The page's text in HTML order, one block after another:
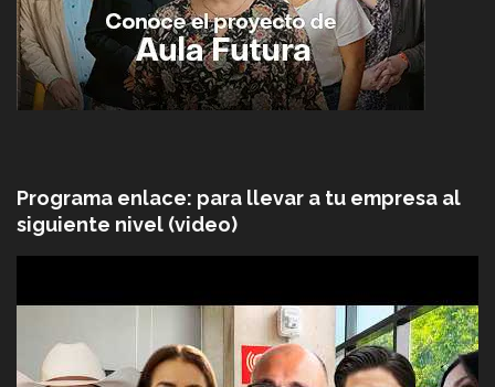
Programa enlace: para llevar a tu empresa al
siguiente nivel (video)